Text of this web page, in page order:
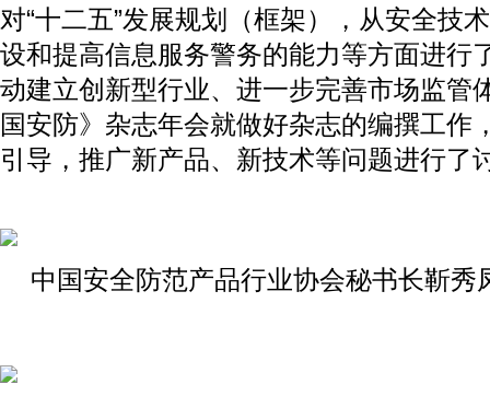
对“十二五”发展规划（框架），从安全技
设和提高信息服务警务的能力等方面进行
动建立创新型行业、进一步完善市场监管
国安防》杂志年会就做好杂志的编撰工作
引导，推广新产品、新技术等问题进行了
中国安全防范产品行业协会秘书长靳秀